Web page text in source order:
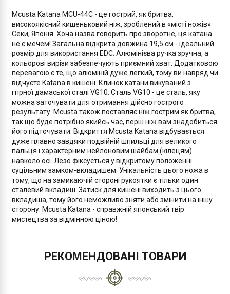
Mcusta Katana MCU-44C - це гострий, як бритва,
високоякісний кишеньковий ніж, зроблений в «місті ножів»
Секи, Японія. Хоча назва говорить про зворотне, ця катана
не є мечем! Загальна відкрита довжина 19,5 см - ідеальний
розмір для використання EDC. Алюмінієва ручка зручна, а
кольорові вирізи забезпечують приємний хват. Додатковою
перевагою є те, що алюміній дуже легкий, тому ви навряд чи
відчуєте Katana в кишені. Клинок катани викуваний з
гпрної дамаської сталі VG10. Сталь VG10 - це сталь, яку
можна заточувати для отримання дійсно гострого
результату. Mcusta також поставляє ніж гострим як бритва,
так що буде потрібно якийсь час, перш ніж вам знадобиться
його підточувати. Відкриття Mcusta Katana відбувається
дуже плавно завдяки подвійній шпильці для великого
пальця і ​​характерним нейлоновим шайбам (кілецям)
навколо осі. Лезо фіксується у відкритому положенні
суцільним замком-вкладишем. Унікальність цього ножа в
тому, що на замикаючій стороні рукоятки є тільки один
сталевий вкладиш. Затиск для кишені виходить з цього
вкладиша, тому його неможливо зняти або змінити на іншу
сторону. Mcusta Katana - справжній японський твір
мистецтва за відмінною ціною!
РЕКОМЕНДОВАНІ ТОВАРИ